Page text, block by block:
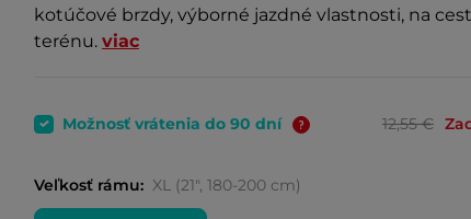
kotúčové brzdy, výborné jazdné vlastnosti, na
terénu. viac
Možnosť vrátenia do 90 dní 12,55 €
Veľkosť rámu: XL (21", 180-200 cm)